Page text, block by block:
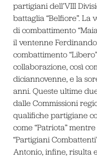
partigiani dell’VIII
battaglia “Belfiore”.
di combattimento
il ventenne
combattimento
collaborazione, così
diciannovenne, e la
anni. Queste ultime
dalle Commissioni
qualifiche partigiane
come “Patriota”
“Partigiani
Antonio, infine, risulta